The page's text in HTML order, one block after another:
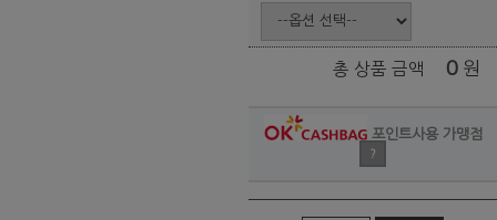
총 상품 금액 0 원
포인트사용 가맹점
?